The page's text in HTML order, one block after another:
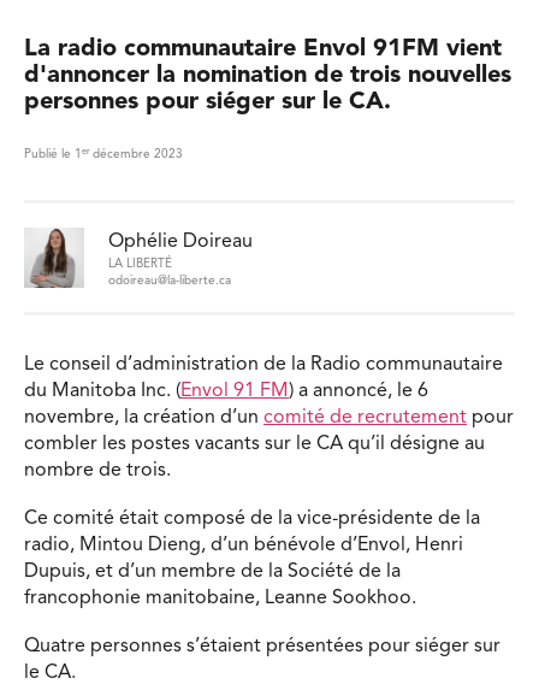
La radio communautaire Envol 91FM vient
d'annoncer la nomination de trois nouvelles
personnes pour siéger sur le CA.
Publié le 1 er décembre 2023
Ophélie Doireau
LA LIBERTÉ
odoireau@la-liberte.ca
Le conseil d’administration de la Radio communautaire
du Manitoba Inc. (Envol 91 FM) a annoncé, le 6
novembre, la création d’un comité de recrutement pour
combler les postes vacants sur le CA qu’il désigne au
nombre de trois.
Ce comité était composé de la vice-présidente de la
radio, Mintou Dieng, d’un bénévole d’Envol, Henri
Dupuis, et d’un membre de la Société de la
francophonie manitobaine, Leanne Sookhoo.
Quatre personnes s’étaient présentées pour siéger sur
le CA.